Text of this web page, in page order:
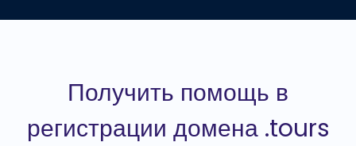
Получить помощь в
регистрации домена .tours